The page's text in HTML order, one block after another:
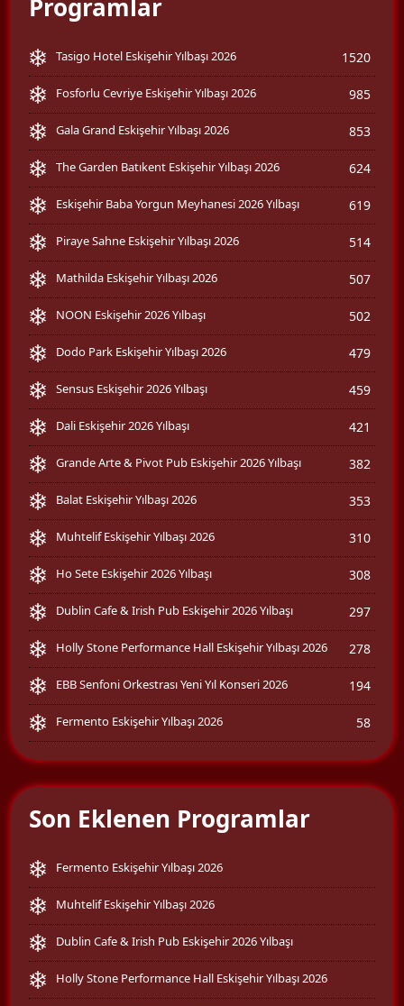
Programlar
Tasigo Hotel Eskişehir Yılbaşı 2026 1520
Fosforlu Cevriye Eskişehir Yılbaşı 2026 985
Gala Grand Eskişehir Yılbaşı 2026 853
The Garden Batıkent Eskişehir Yılbaşı 2026 624
Eskişehir Baba Yorgun Meyhanesi 2026 Yılbaşı 619
Piraye Sahne Eskişehir Yılbaşı 2026 514
Mathilda Eskişehir Yılbaşı 2026 507
NOON Eskişehir 2026 Yılbaşı 502
Dodo Park Eskişehir Yılbaşı 2026 479
Sensus Eskişehir 2026 Yılbaşı 459
Dali Eskişehir 2026 Yılbaşı 421
Grande Arte & Pivot Pub Eskişehir 2026 Yılbaşı 382
Balat Eskişehir Yılbaşı 2026 353
Muhtelif Eskişehir Yılbaşı 2026 310
Ho Sete Eskişehir 2026 Yılbaşı 308
Dublin Cafe & Irish Pub Eskişehir 2026 Yılbaşı 297
Holly Stone Performance Hall Eskişehir Yılbaşı 2026 278
EBB Senfoni Orkestrası Yeni Yıl Konseri 2026 194
Fermento Eskişehir Yılbaşı 2026 58
Son Eklenen Programlar
Fermento Eskişehir Yılbaşı 2026
Muhtelif Eskişehir Yılbaşı 2026
Dublin Cafe & Irish Pub Eskişehir 2026 Yılbaşı
Holly Stone Performance Hall Eskişehir Yılbaşı 2026